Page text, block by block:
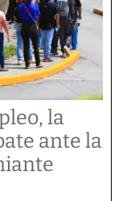
la
ante la